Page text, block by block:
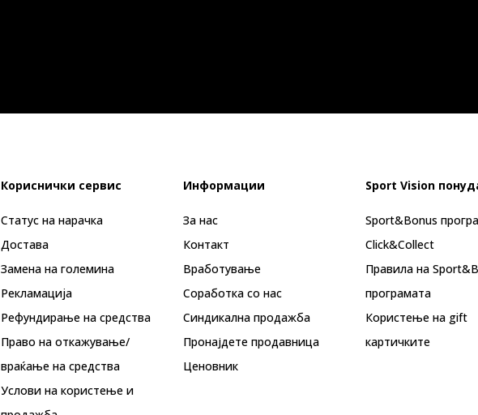
Кориснички сервис
Статус на нарачка
Достава
Замена на големина
Рекламациja
Рефундирање на средства
Право на откажување/
враќање на средства
Услови на користење и
Информации
За нас
Контакт
Вработување
Соработка со нас
Синдикална продажба
Пронајдете продавница
Ценовник
Sport Vision
Sport&Bonus
Click&Collect
Правила на
програмата
Користење на gift
картичките